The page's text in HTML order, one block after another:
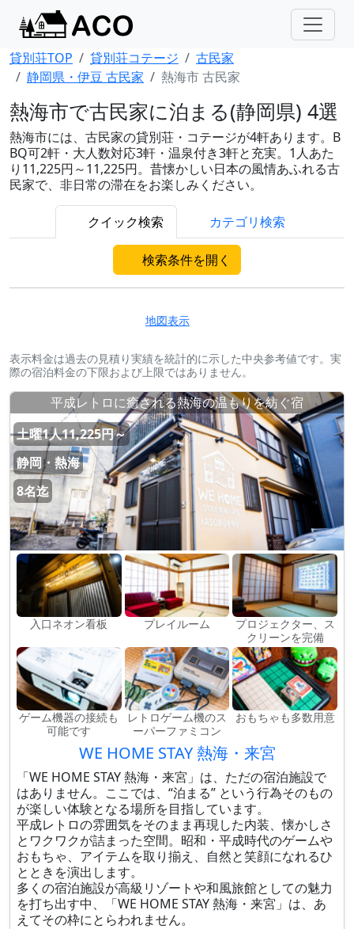
貸別荘TOP 貸別荘コテージ
古民家
静岡県・伊豆 古民家
熱海市 古民家
熱海市で古民家に泊まる(静岡県) 4選
熱海市には、古民家の貸別荘・コテージが4軒あります。B
BQ可2軒・大人数対応3軒・温泉付き3軒と充実。1人あた
り11,225円～11,225円。昔懐かしい日本の風情あふれる古
民家で、非日常の滞在をお楽しみください。
クイック検索 カテゴリ検索
検索条件を開く
地図表示
表示料金は過去の見積り実績を統計的に示した中央参考値です。実
際の宿泊料金の下限および上限ではありません。
平成レトロに癒される熱海の温もりを紡ぐ宿
土曜1人11,225円～
静岡・熱海
8名迄
入口ネオン看板 プレイルーム
プロジェクター、ス
クリーンを完備
ゲーム機器の接続も
可能です
レトロゲーム機のス
ーパーファミコン
おもちゃも多数用意
WE HOME STAY 熱海・来宮
「WE HOME STAY 熱海・来宮」は、ただの宿泊施設で
はありません。ここでは、“泊まる” という行為そのもの
が楽しい体験となる場所を目指しています。
平成レトロの雰囲気をそのまま再現した内装、懐かしさ
とワクワクが詰まった空間。昭和・平成時代のゲームや
おもちゃ、アイテムを取り揃え、自然と笑顔になれるひ
とときを演出します。
多くの宿泊施設が高級リゾートや和風旅館としての魅力
を打ち出す中、「WE HOME STAY 熱海・来宮」は、あ
えてその枠にとらわれません。